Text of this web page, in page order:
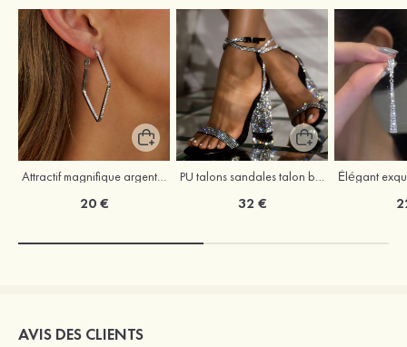
Attractif magnifique argent s925 zircon boucles d'oreilles
20 €
PU talons sandales talon bottier outdoor fête et soirée bal occasion spéciale mariage chaussures
32 €
AVIS DES CLIENTS